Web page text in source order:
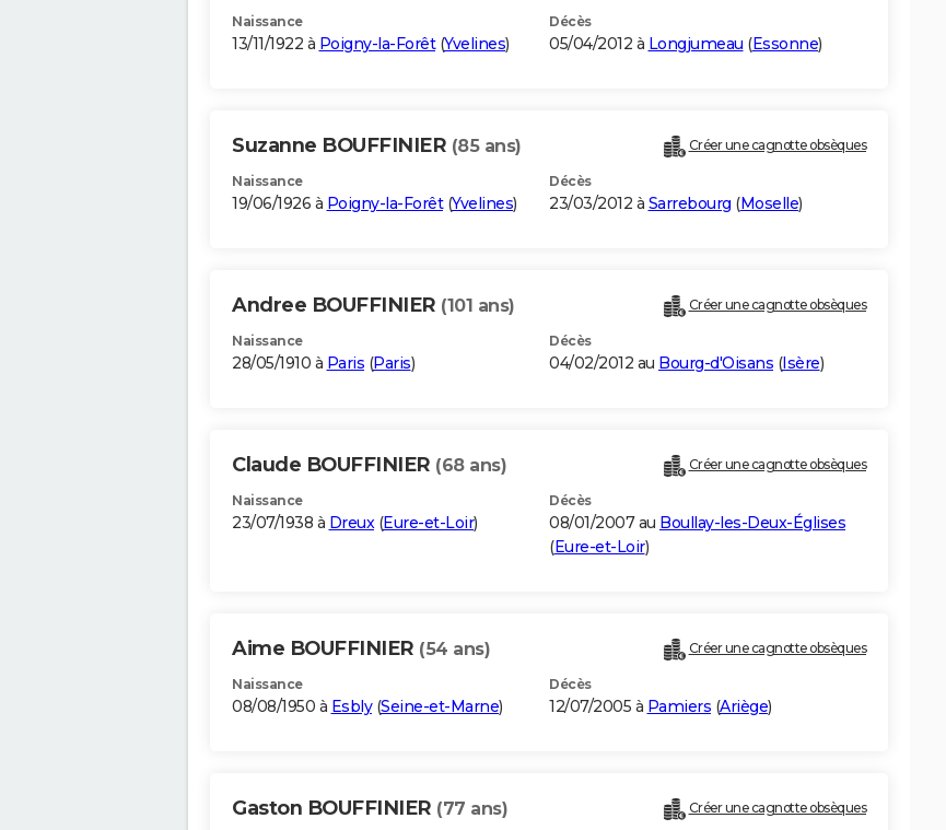
Naissance
13/11/1922 à Poigny-la-Forêt(Yvelines)
Décès
05/04/2012 à Longjumeau (Essonne)
Suzanne BOUFFINIER (85 ans) Créer une cagnotte obsèques
Naissance
19/06/1926 à Poigny-la-Forêt(Yvelines)
Décès
23/03/2012 à Sarrebourg (Moselle)
Andree BOUFFINIER (101 ans) Créer une cagnotte obsèques
Naissance
28/05/1910 à Paris (Paris)
Décès
04/02/2012 au Bourg-d'Oisans (Isère)
Claude BOUFFINIER (68 ans) Créer une cagnotte obsèques
Naissance
23/07/1938 à Dreux(Eure-et-Loir)
Décès
08/01/2007 au Boullay-les-Deux-Églises
(Eure-et-Loir)
Aime BOUFFINIER (54 ans) Créer une cagnotte obsèques
Naissance
08/08/1950 à Esbly(Seine-et-Marne)
Décès
12/07/2005 à Pamiers (Ariège)
Gaston BOUFFINIER (77 ans) Créer une cagnotte obsèques